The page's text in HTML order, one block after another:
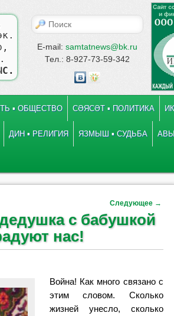
E-mail: samtatnews@bk.ru
Тел.: 8-927-73-59-342
▪ ОБЩЕСТВО СӘЯСӘТ ▪ ПОЛИТИКА
ДИН ▪ РЕЛИГИЯ ЯЗМЫШ ▪ СУДЬБА
Следующее →
с бабушкой
нас!
Война! Как много связано с
этим словом. Сколько
жизней унесло, сколько